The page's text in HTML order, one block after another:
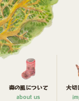
森の風について
about us
大切